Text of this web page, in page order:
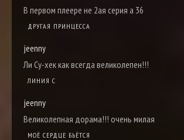
В первом плеере не 2ая серия а 36
ДРУГАЯ ПРИНЦЕССА
jeenny
Ли Су-хек как всегда великолепен!!!
ЛИНИЯ С
jeenny
Великолепная дорама!!! очень милая
МОЁ СЕРДЦЕ БЬЁТСЯ